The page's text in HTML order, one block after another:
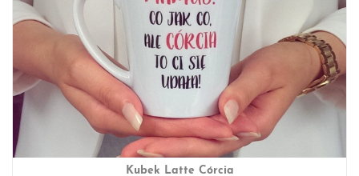
Kubek Latte Córcia